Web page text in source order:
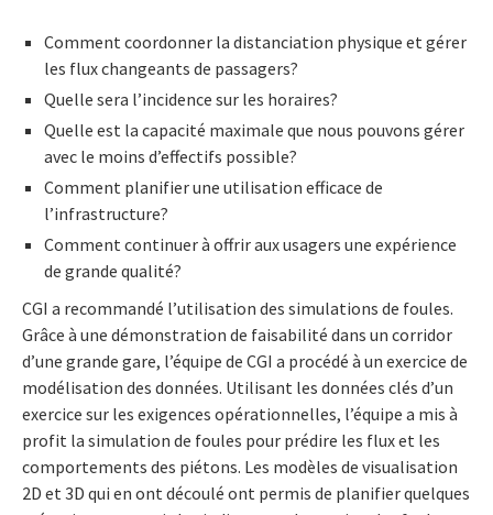
Comment coordonner la distanciation physique et gérer
les flux changeants de passagers?
Quelle sera l’incidence sur les horaires?
Quelle est la capacité maximale que nous pouvons gérer
avec le moins d’effectifs possible?
Comment planifier une utilisation efficace de
l’infrastructure?
Comment continuer à offrir aux usagers une expérience
de grande qualité?
CGI a recommandé l’utilisation des simulations de foules.
Grâce à une démonstration de faisabilité dans un corridor
d’une grande gare, l’équipe de CGI a procédé à un exercice de
modélisation des données. Utilisant les données clés d’un
exercice sur les exigences opérationnelles, l’équipe a mis à
profit la simulation de foules pour prédire les flux et les
comportements des piétons. Les modèles de visualisation
2D et 3D qui en ont découlé ont permis de planifier quelques